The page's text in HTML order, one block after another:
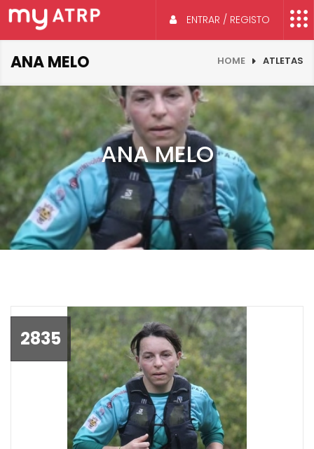
ENTRAR / REGISTO
ANA MELO HOME ATLETAS
ANA MELO
2835